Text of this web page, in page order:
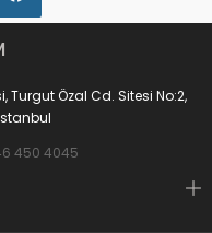
Turgut Özal Cd. Sitesi No:2,
450 4045